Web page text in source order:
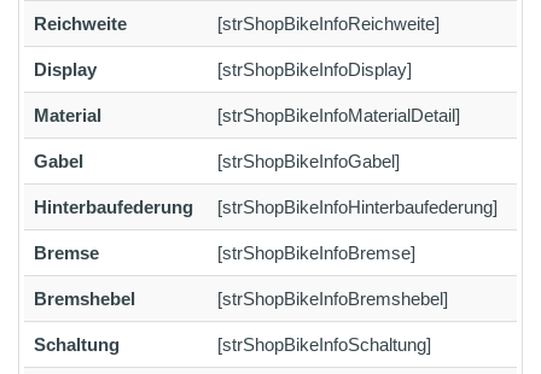
Reichweite [strShopBikeInfoReichweite]
Display [strShopBikeInfoDisplay]
Material [strShopBikeInfoMaterialDetail]
Gabel [strShopBikeInfoGabel]
Hinterbaufederung [strShopBikeInfoHinterbaufederung]
Bremse [strShopBikeInfoBremse]
Bremshebel [strShopBikeInfoBremshebel]
Schaltung [strShopBikeInfoSchaltung]